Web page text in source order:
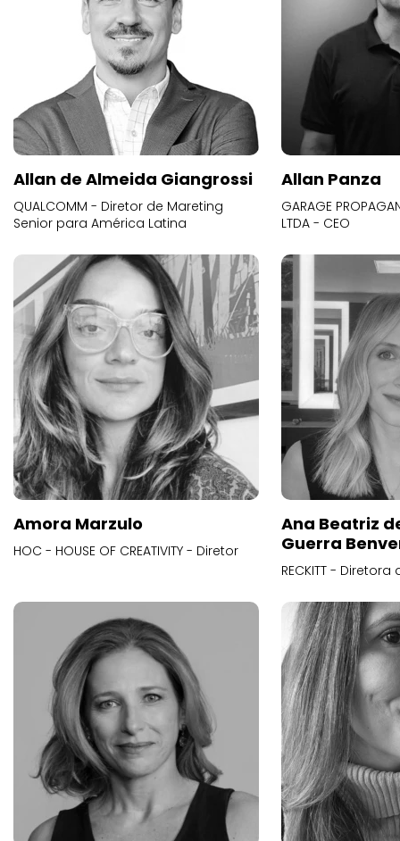
Allan de Almeida Giangrossi
QUALCOMM - Diretor de Mareting
Senior para América Latina
Allan Panza
GARAGE
LTDA - CEO
Amora Marzulo
HOC - HOUSE OF CREATIVITY - Diretor
Ana Beatriz
Guerra
RECKITT -